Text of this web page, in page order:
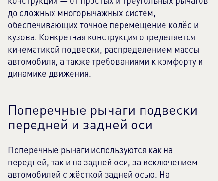
до сложных многорычажных систем,
обеспечивающих точное перемещение колёс и
кузова. Конкретная конструкция определяется
кинематикой подвески, распределением массы
автомобиля, а также требованиями к комфорту и
динамике движения.
Поперечные рычаги подвески
передней и задней оси
Поперечные рычаги используются как на
передней, так и на задней оси, за исключением
автомобилей с жёсткой задней осью. На